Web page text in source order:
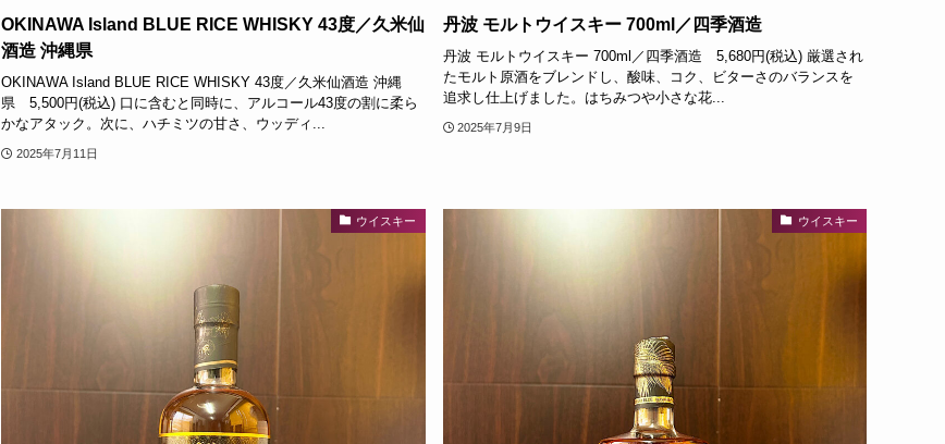
OKINAWA Island BLUE RICE WHISKY 43度／久米仙
酒造 沖縄県
OKINAWA Island BLUE RICE WHISKY 43度／久米仙酒造 沖縄
県 5,500円(税込) 口に含むと同時に、アルコール43度の割に柔ら
かなアタック。次に、ハチミツの甘さ、ウッディ...
2025年7月11日
丹波 モルトウイスキー 700ml／四季酒造
丹波 モルトウイスキー 700ml／四季酒造 5,680円(税込) 厳選され
たモルト原酒をブレンドし、酸味、コク、ビターさのバランスを
追求し仕上げました。はちみつや小さな花...
2025年7月9日
ウイスキー ウイスキー